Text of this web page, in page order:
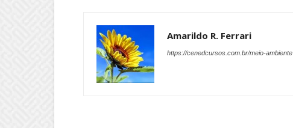
Amarildo R. Ferrari
https://cenedcursos.com.br/meio-ambiente